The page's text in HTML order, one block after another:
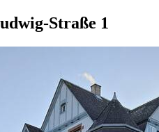
Straße 1